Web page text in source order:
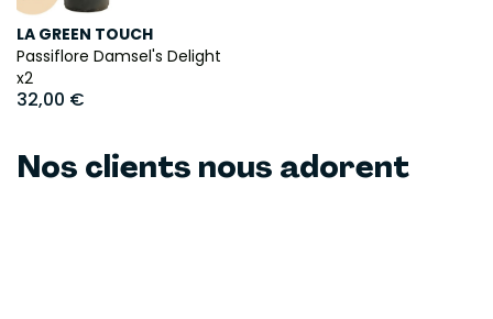
LA GREEN TOUCH
Passiflore Damsel's Delight
x2
32,00 €
Nos clients nous adorent